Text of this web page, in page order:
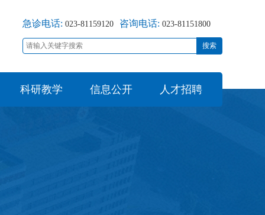
急诊电话: 023-81159120 咨询电话: 023-81151800
搜索
科研教学 信息公开 人才招聘